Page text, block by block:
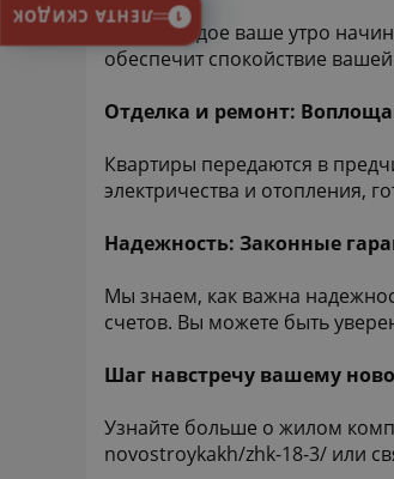
Здесь каждое ваше утро
обеспечит спокойствие
Отделка и ремонт:
Квартиры передаются в
электричества и отопления,
Надежность: Законные
Мы знаем, как важна
счетов. Вы можете быть
Шаг навстречу вашему
Узнайте больше о жилом
novostroykakh/zhk-18-3/ или
1
ЛЕНТА СКИДОК